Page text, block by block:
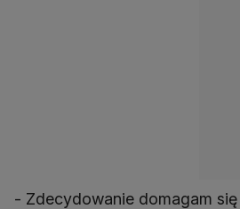
- Zdecydowanie domagam